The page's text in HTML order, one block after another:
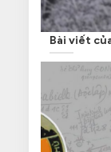
Bài viết